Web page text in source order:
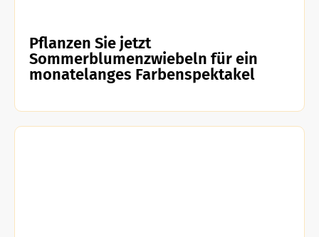
Pflanzen Sie jetzt
Sommerblumenzwiebeln für ein
monatelanges Farbenspektakel